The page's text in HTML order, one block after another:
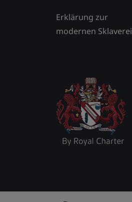
Erklärung zur
modernen Sklaverei